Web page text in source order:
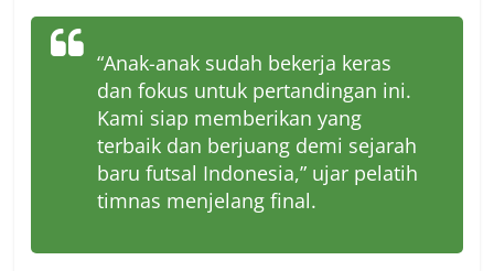
“Anak-anak sudah bekerja keras
dan fokus untuk pertandingan ini.
Kami siap memberikan yang
terbaik dan berjuang demi sejarah
baru futsal Indonesia,” ujar pelatih
timnas menjelang final.